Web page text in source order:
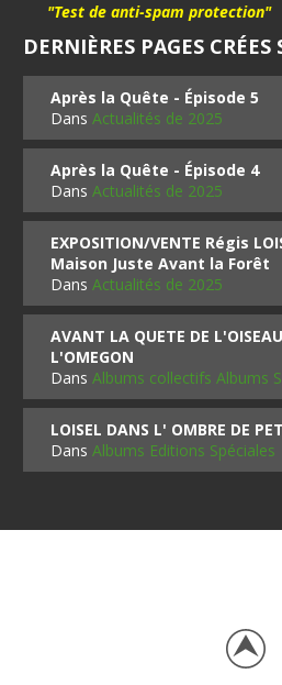
"Test de anti-spam protection"
DERNIÈRES PAGES CRÉES
Après la Quête - Épisode 5
DansActualités de 2025
Après la Quête - Épisode 4
DansActualités de 2025
EXPOSITION/VENTE Régis
Maison Juste Avant la Forêt
DansActualités de 2025
AVANT LA QUETE DE
L'OMEGON
DansAlbums collectifs Albums
LOISEL DANS L' OMBRE DE
DansAlbums Editions Spéciales